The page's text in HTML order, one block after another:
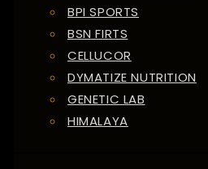
BPI SPORTS
BSN FIRTS
CELLUCOR
DYMATIZE NUTRITION
GENETIC LAB
HIMALAYA